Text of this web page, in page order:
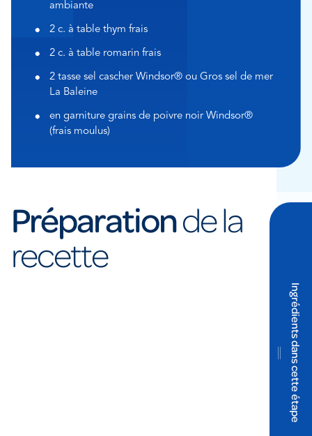
ambiante
2 c. à table thym frais
2 c. à table romarin frais
2 tasse sel cascher Windsor® ou Gros sel de mer
La Baleine
en garniture grains de poivre noir Windsor®
(frais moulus)
Préparationde la
recette
Ingrédients dans cette étape